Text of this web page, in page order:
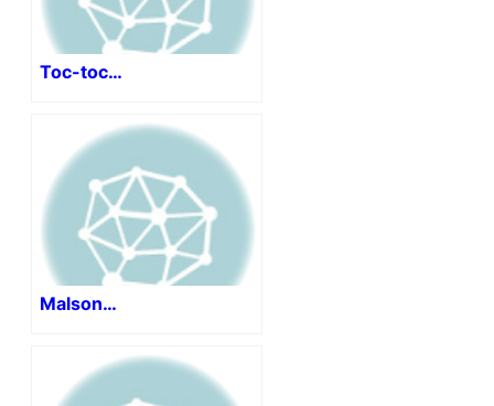
Toc-toc…
Malson…